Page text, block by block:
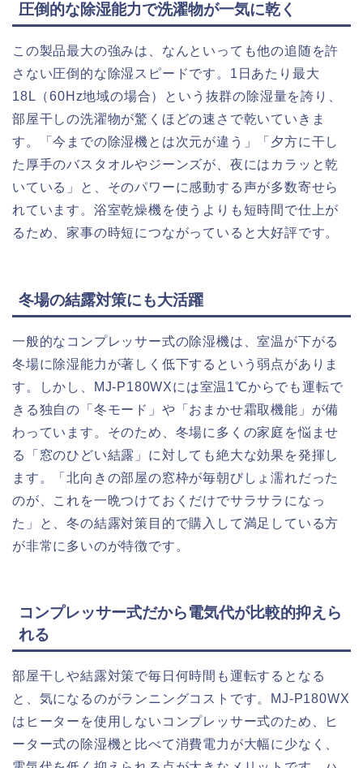
圧倒的な除湿能力で洗濯物が一気に乾く
この製品最大の強みは、なんといっても他の追随を許
さない圧倒的な除湿スピードです。1日あたり最大
18L（60Hz地域の場合）という抜群の除湿量を誇り、
部屋干しの洗濯物が驚くほどの速さで乾いていきま
す。「今までの除湿機とは次元が違う」「夕方に干し
た厚手のバスタオルやジーンズが、夜にはカラッと乾
いている」と、そのパワーに感動する声が多数寄せら
れています。浴室乾燥機を使うよりも短時間で仕上が
るため、家事の時短につながっていると大好評です。
冬場の結露対策にも大活躍
一般的なコンプレッサー式の除湿機は、室温が下がる
冬場に除湿能力が著しく低下するという弱点がありま
す。しかし、MJ-P180WXには室温1℃からでも運転で
きる独自の「冬モード」や「おまかせ霜取機能」が備
わっています。そのため、冬場に多くの家庭を悩ませ
る「窓のひどい結露」に対しても絶大な効果を発揮し
ます。「北向きの部屋の窓枠が毎朝びしょ濡れだった
のが、これを一晩つけておくだけでサラサラになっ
た」と、冬の結露対策目的で購入して満足している方
が非常に多いのが特徴です。
コンプレッサー式だから電気代が比較的抑えら
れる
部屋干しや結露対策で毎日何時間も運転するとなる
と、気になるのがランニングコストです。MJ-P180WX
はヒーターを使用しないコンプレッサー式のため、ヒ
ーター式の除湿機と比べて消費電力が大幅に少なく、